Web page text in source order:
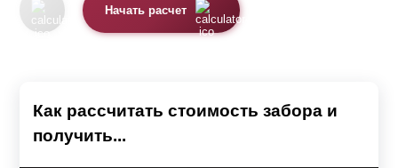
Начать расчет
Как рассчитать стоимость забора и
получить...